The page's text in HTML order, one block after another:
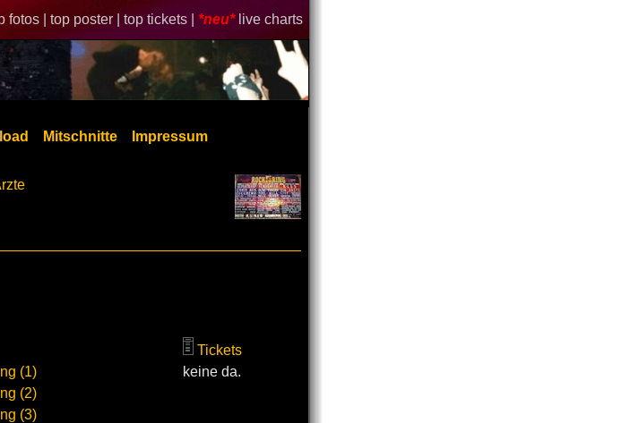
fotos | top poster | top tickets | *neu* live charts
Mitschnitte Impressum
(1)
(2)
(3)
Tickets
keine da.